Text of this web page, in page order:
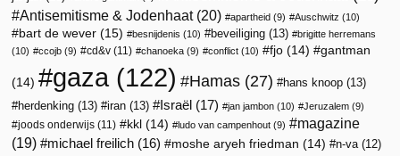
Antisemitisme & Jodenhaat(20) apartheid (9) Auschwitz (10)
bart de wever (15) besnijdenis (10) beveiliging (13)
brigitte herremans
(10)
ccojb (9) cd&v (11) chanoeka (9) conflict (10) fjo (14) gantman
(14) gaza (122) Hamas (27) hans knoop (13)
herdenking (13) iran (13) Israël (17) jan jambon (10) Jeruzalem (9)
joods onderwijs (11) kkl (14) ludo van campenhout (9)
magazine
(19)
michael freilich (16) moshe aryeh friedman (14) n-va (12)